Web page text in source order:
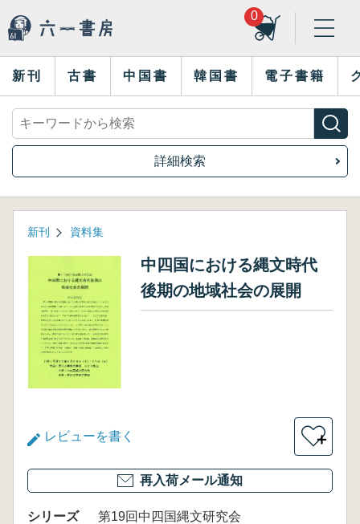
0
新刊 古書 中国書 韓国書 電子書籍
詳細検索
新刊 資料集
中四国における縄文時代
後期の地域社会の展開
レビューを書く ＋
再入荷メール通知
シリーズ
第19回中四国縄文研究会